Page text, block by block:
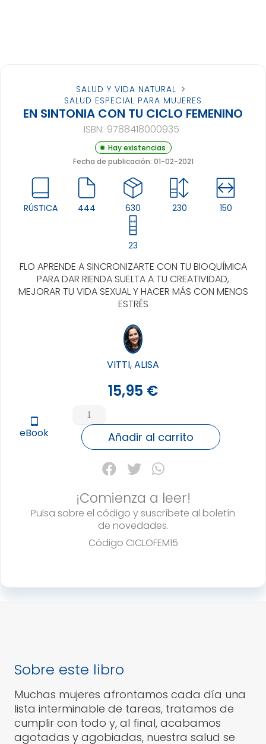
SALUD Y VIDA NATURAL
SALUD ESPECIAL PARA MUJERES
EN SINTONIA CON TU CICLO FEMENINO
ISBN: 9788418000935
Hay existencias
Fecha de publicación: 01-02-2021
RÚSTICA 444 630 230 150
23
FLO APRENDE A SINCRONIZARTE CON TU BIOQUÍMICA
PARA DAR RIENDA SUELTA A TU CREATIVIDAD,
MEJORAR TU VIDA SEXUAL Y HACER MÁS CON MENOS
ESTRÉS
VITTI, ALISA
15,95 €
tablet_android
eBook
SINTONIA
CON
TU
FEMENINO
Añadir al carrito
¡Comienza a leer!
Pulsa sobre el código y suscríbete al boletín
de novedades.
Código CICLOFEM15
Sobre este libro
Muchas mujeres afrontamos cada día una
lista interminable de tareas, tratamos de
cumplir con todo y, al final, acabamos
agotadas y agobiadas, nuestra salud se